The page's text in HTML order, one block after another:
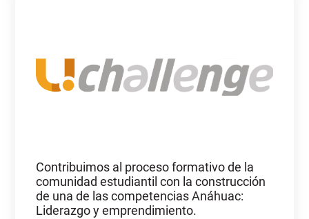
Contribuimos al proceso formativo de la
comunidad estudiantil con la construcción
de una de las competencias Anáhuac:
Liderazgo y emprendimiento.